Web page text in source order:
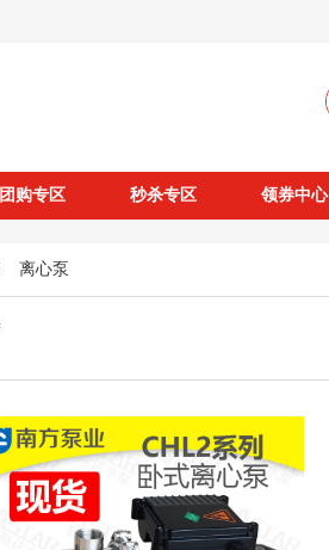
团购专区 秒杀专区 领券中心
离心泵